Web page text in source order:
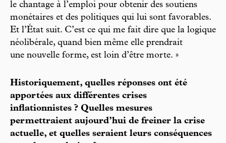
le chantage à l’emploi pour obtenir des soutiens
monétaires et des politiques qui lui sont favorables.
Et l’État suit. C’est ce qui me fait dire que la logique
néolibérale, quand bien même elle prendrait
une nouvelle forme, est loin d’être morte. »
Historiquement, quelles réponses ont été
apportées aux différentes crises
inflationnistes ? Quelles mesures
permettraient aujourd’hui de freiner la crise
actuelle, et quelles seraient leurs conséquences